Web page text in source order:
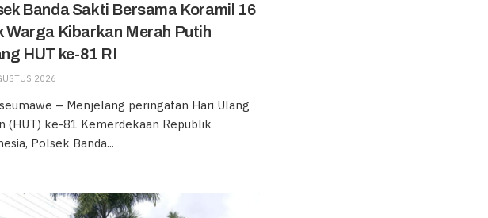
Banda Sakti Bersama Koramil 16
Warga Kibarkan Merah Putih
HUT ke-81 RI
2026
– Menjelang peringatan Hari Ulang
(HUT) ke-81 Kemerdekaan Republik
Polsek Banda...